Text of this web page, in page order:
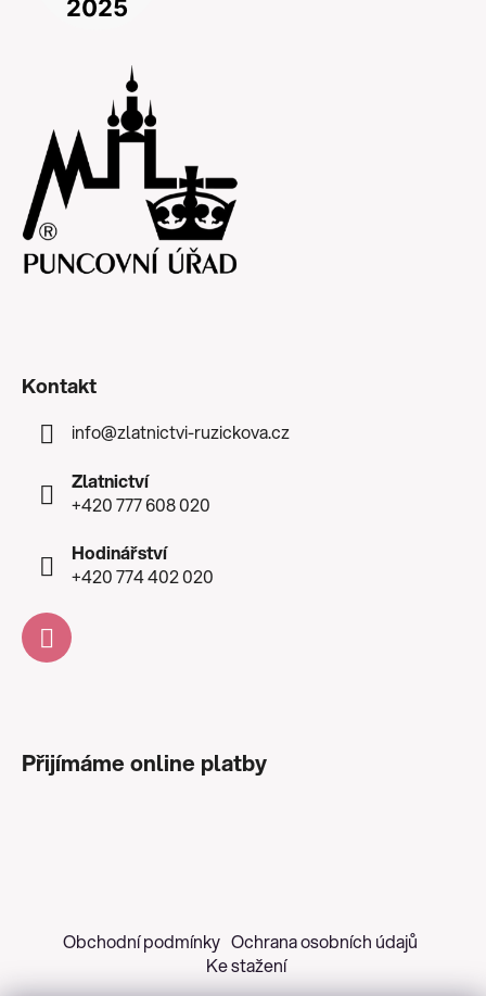
Kontakt
info@zlatnictvi-ruzickova.cz
Zlatnictví
+420 777 608 020
Hodinářství
+420 774 402 020
Přijímáme online platby
Obchodní podmínky Ochrana osobních údajů
Ke stažení